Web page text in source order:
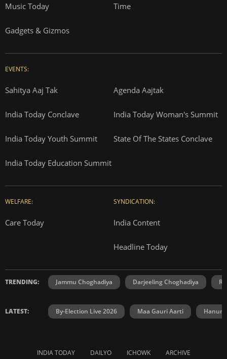
Music Today Time
Gadgets & Gizmos
EVENTS:
Sahitya Aaj Tak Agenda Aajtak
India Today Conclave India Today Woman's Summit
India Today Youth Summit State Of The States Conclave
India Today Education Summit
WELFARE:
Care Today
SYNDICATION:
India Content
Headline Today
TRENDING: Jammu Choghadiya Darjeeling Choghadiya
LATEST: By-Election Live 2026 Maa Gauri Aarti
INDIA TODAY DAILYO ICHOWK ARCHIVE